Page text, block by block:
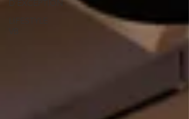
D'EXCEPTION